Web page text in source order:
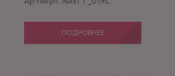
ПОДРОБНЕЕ